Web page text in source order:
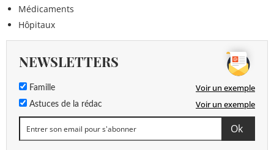
Médicaments
Hôpitaux
NEWSLETTERS
Famille Voir un exemple
Astuces de la rédac Voir un exemple